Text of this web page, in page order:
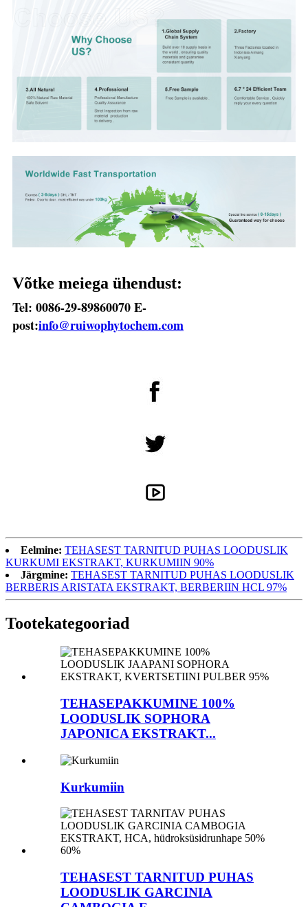
Võtke meiega ühendust:
Tel: 0086-29-89860070 E-
post:info@ruiwophytochem.com
Eelmine: TEHASEST TARNITUD PUHAS LOODUSLIK
KURKUMI EKSTRAKT, KURKUMIIN 90%
Järgmine: TEHASEST TARNITUD PUHAS LOODUSLIK
BERBERIS ARISTATA EKSTRAKT, BERBERIIN HCL 97%
Tootekategooriad
TEHASEPAKKUMINE 100%
LOODUSLIK SOPHORA
JAPONICA EKSTRAKT...
Kurkumiin
TEHASEST TARNITUD PUHAS
LOODUSLIK GARCINIA